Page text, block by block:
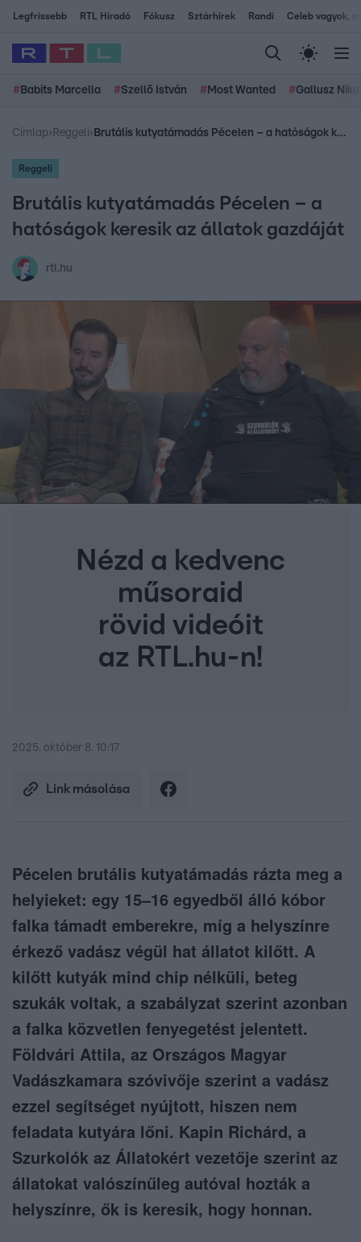
Legfrissebb RTL Híradó Fókusz Sztárhírek Randi Celeb vagyok,
# Babits Marcella #Szellő István # Most Wanted #Gallusz
Címlap› Reggeli› Brutális kutyatámadás Pécelen – a hatóságok keresik az állatok gazdáját
Reggeli
Brutális kutyatámadás Pécelen – a
hatóságok keresik az állatok gazdáját
rtl.hu
Nézd a kedvenc
műsoraid
rövid videóit
az RTL.hu-n!
2025. október 8. 10:17
Link másolása
Pécelen brutális kutyatámadás rázta meg a
helyieket: egy 15–16 egyedből álló kóbor
falka támadt emberekre, míg a helyszínre
érkező vadász végül hat állatot kilőtt. A
kilőtt kutyák mind chip nélküli, beteg
szukák voltak, a szabályzat szerint azonban
a falka közvetlen fenyegetést jelentett.
Földvári Attila, az Országos Magyar
Vadászkamara szóvivője szerint a vadász
ezzel segítséget nyújtott, hiszen nem
feladata kutyára lőni. Kapin Richárd, a
Szurkolók az Állatokért vezetője szerint az
állatokat valószínűleg autóval hozták a
helyszínre, ők is keresik, hogy honnan.